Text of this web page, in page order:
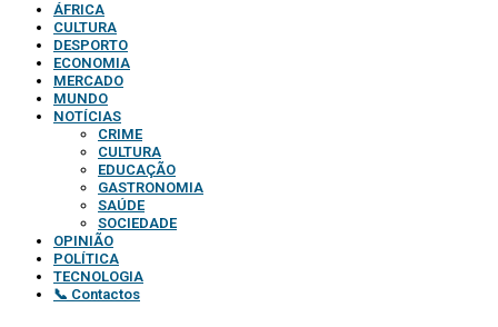
ÁFRICA
CULTURA
DESPORTO
ECONOMIA
MERCADO
MUNDO
NOTÍCIAS
CRIME
CULTURA
EDUCAÇÃO
GASTRONOMIA
SAÚDE
SOCIEDADE
OPINIÃO
POLÍTICA
TECNOLOGIA
📞 Contactos